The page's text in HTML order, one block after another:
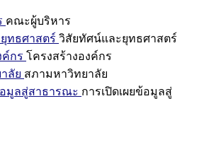
คณะผู้บริหาร
ทธศาสตร์ วิสัยทัศน์และยุทธศาสตร์
ค์กร โครงสร้างองค์กร
ลัย สภามหาวิทยาลัย
อมูลสู่สาธารณะ การเปิดเผยข้อมูลสู่